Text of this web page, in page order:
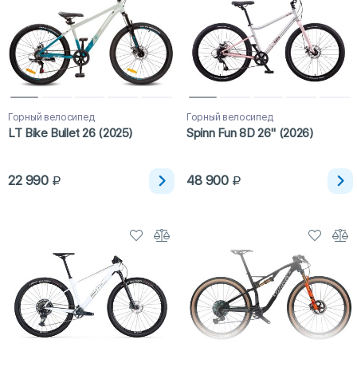
Горный велосипед
LT Bike Bullet 26 (2025)
22 990
Горный велосипед
Spinn Fun 8D 26" (2026)
48 900